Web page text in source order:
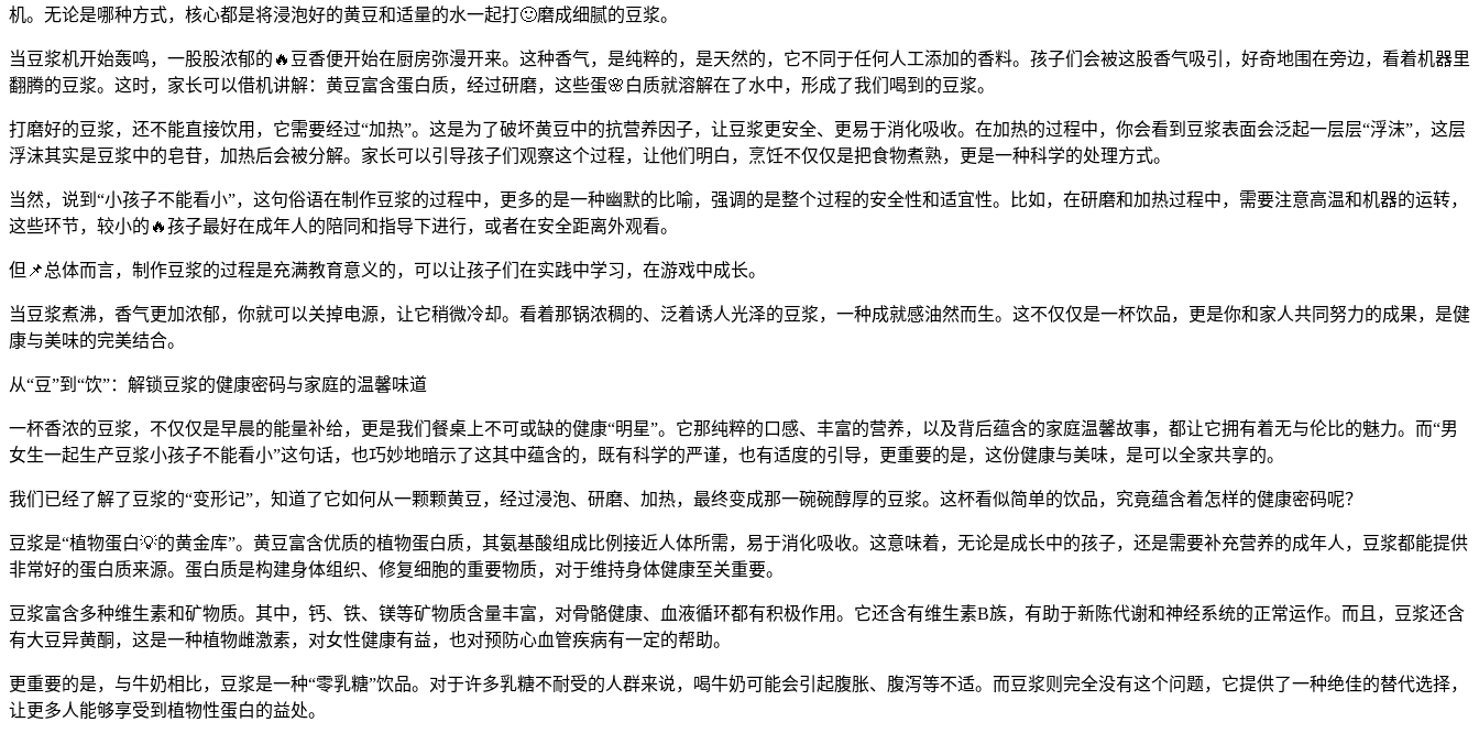
机。无论是哪种方式，核心都是将浸泡好的黄豆和适量的水一起打🙂磨成细腻的豆浆。
当豆浆机开始轰鸣，一股股浓郁的🔥豆香便开始在厨房弥漫开来。这种香气，是纯粹的，是天然的，它不同于任何人工添加的香料。孩子们会被这股香气吸引，好奇地围在旁边，看着机器里
翻腾的豆浆。这时，家长可以借机讲解：黄豆富含蛋白质，经过研磨，这些蛋🌸白质就溶解在了水中，形成了我们喝到的豆浆。
打磨好的豆浆，还不能直接饮用，它需要经过“加热”。这是为了破坏黄豆中的抗营养因子，让豆浆更安全、更易于消化吸收。在加热的过程中，你会看到豆浆表面会泛起一层层“浮沫”，这层
浮沫其实是豆浆中的皂苷，加热后会被分解。家长可以引导孩子们观察这个过程，让他们明白，烹饪不仅仅是把食物煮熟，更是一种科学的处理方式。
当然，说到“小孩子不能看小”，这句俗语在制作豆浆的过程中，更多的是一种幽默的比喻，强调的是整个过程的安全性和适宜性。比如，在研磨和加热过程中，需要注意高温和机器的运转，
这些环节，较小的🔥孩子最好在成年人的陪同和指导下进行，或者在安全距离外观看。
但📌总体而言，制作豆浆的过程是充满教育意义的，可以让孩子们在实践中学习，在游戏中成长。
当豆浆煮沸，香气更加浓郁，你就可以关掉电源，让它稍微冷却。看着那锅浓稠的、泛着诱人光泽的豆浆，一种成就感油然而生。这不仅仅是一杯饮品，更是你和家人共同努力的成果，是健
康与美味的完美结合。
从“豆”到“饮”：解锁豆浆的健康密码与家庭的温馨味道
一杯香浓的豆浆，不仅仅是早晨的能量补给，更是我们餐桌上不可或缺的健康“明星”。它那纯粹的口感、丰富的营养，以及背后蕴含的家庭温馨故事，都让它拥有着无与伦比的魅力。而“男
女生一起生产豆浆小孩子不能看小”这句话，也巧妙地暗示了这其中蕴含的，既有科学的严谨，也有适度的引导，更重要的是，这份健康与美味，是可以全家共享的。
我们已经了解了豆浆的“变形记”，知道了它如何从一颗颗黄豆，经过浸泡、研磨、加热，最终变成那一碗碗醇厚的豆浆。这杯看似简单的饮品，究竟蕴含着怎样的健康密码呢？
豆浆是“植物蛋白💡的黄金库”。黄豆富含优质的植物蛋白质，其氨基酸组成比例接近人体所需，易于消化吸收。这意味着，无论是成长中的孩子，还是需要补充营养的成年人，豆浆都能提供
非常好的蛋白质来源。蛋白质是构建身体组织、修复细胞的重要物质，对于维持身体健康至关重要。
豆浆富含多种维生素和矿物质。其中，钙、铁、镁等矿物质含量丰富，对骨骼健康、血液循环都有积极作用。它还含有维生素B族，有助于新陈代谢和神经系统的正常运作。而且，豆浆还含
有大豆异黄酮，这是一种植物雌激素，对女性健康有益，也对预防心血管疾病有一定的帮助。
更重要的是，与牛奶相比，豆浆是一种“零乳糖”饮品。对于许多乳糖不耐受的人群来说，喝牛奶可能会引起腹胀、腹泻等不适。而豆浆则完全没有这个问题，它提供了一种绝佳的替代选择，
让更多人能够享受到植物性蛋白的益处。